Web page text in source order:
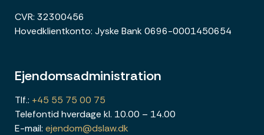
CVR: 32300456
Hovedklientkonto: Jyske Bank 0696-0001450654
Ejendomsadministration
Tlf.: +45 55 75 00 75
Telefontid hverdage kl. 10.00 – 14.00
E-mail: ejendom@dslaw.dk